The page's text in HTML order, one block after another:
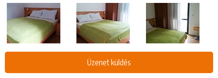
Üzenet küldés